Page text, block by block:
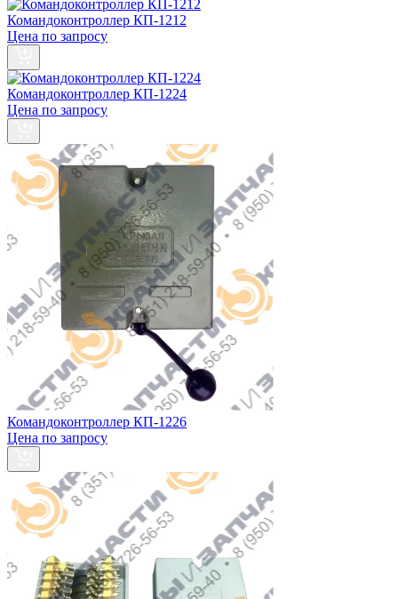
Командоконтроллер КП-1212
Цена по запросу
Командоконтроллер КП-1224
Цена по запросу
Командоконтроллер КП-1226
Цена по запросу